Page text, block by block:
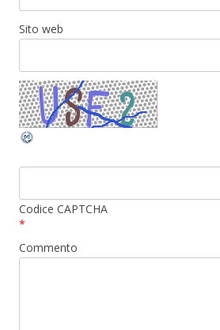
Sito web
Codice CAPTCHA
*
Commento